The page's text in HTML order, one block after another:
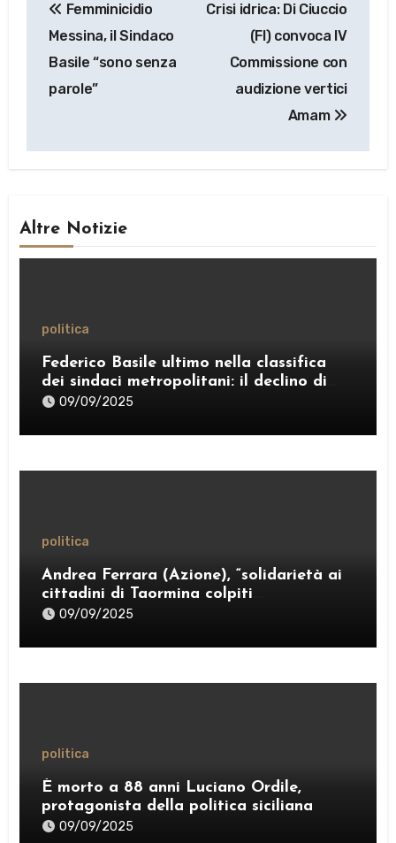
articoli
Femminicidio
Messina, il Sindaco
Basile “sono senza
parole”
Crisi idrica: Di Ciuccio
(FI) convoca IV
Commissione con
audizione vertici
Amam
Altre Notizie
politica
Federico Basile ultimo nella classifica
dei sindaci metropolitani: il declino di
Messina e la crisi della politica di “Sud
09/09/2025
politica
Andrea Ferrara (Azione), “solidarietà ai
cittadini di Taormina colpiti
dall’ordinanza sui rifiuti; sostegno al
PRT”
09/09/2025
politica
È morto a 88 anni Luciano Ordile,
protagonista della politica siciliana
09/09/2025